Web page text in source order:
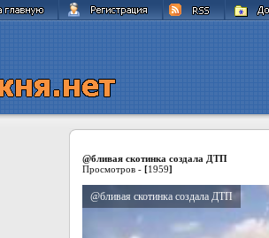
@бливая скотинка создала ДТП
Просмотров - [1959]
@бливая скотинка создала ДТП